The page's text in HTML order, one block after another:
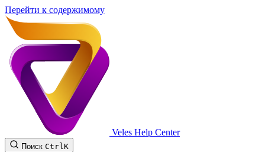
Перейти к содержимому
Veles Help Center
Поиск CtrlK